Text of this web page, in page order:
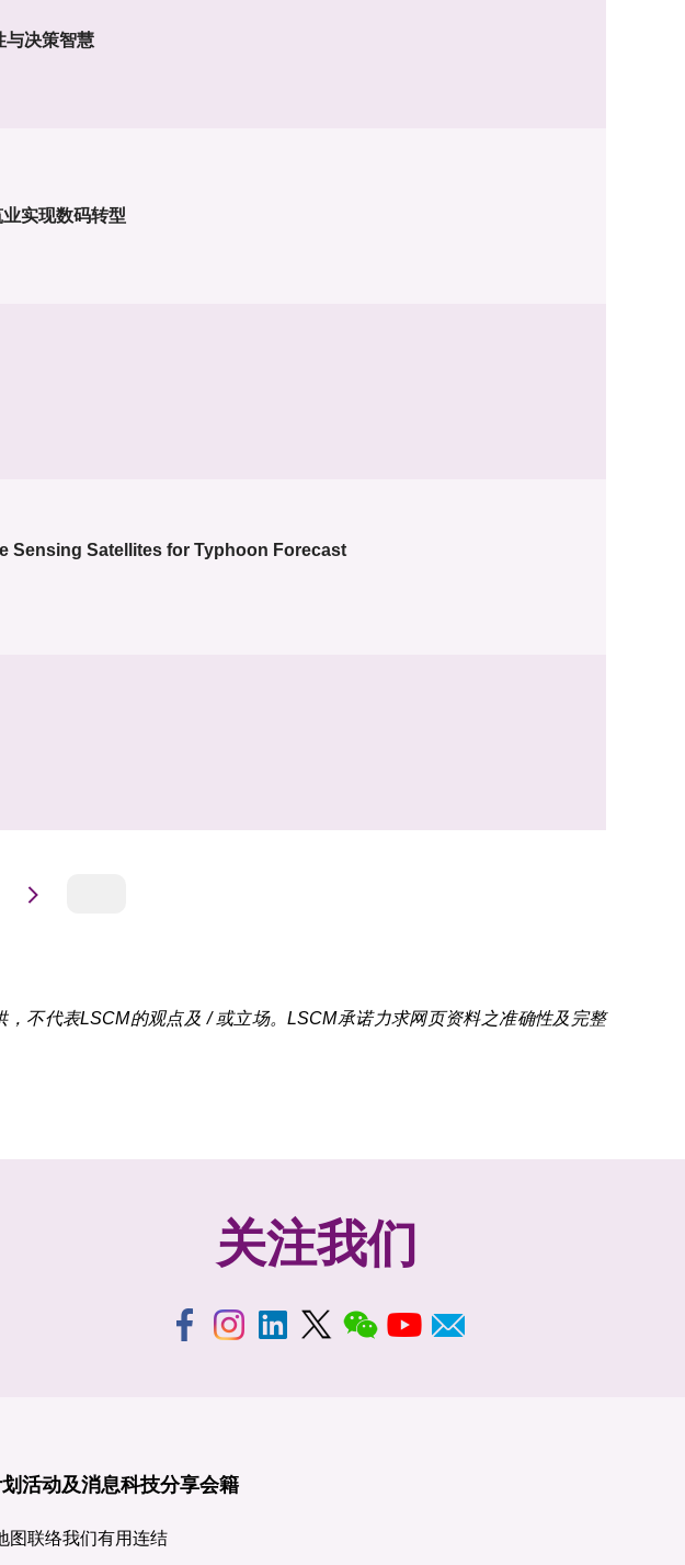
与决策智慧
实现数码转型
Sensing Satellites for Typhoon Forecast
不代表LSCM的观点及 / 或立场。LSCM承诺力求网页资料之准确性及完整
关注我们
活动及消息科技分享会籍
图联络我们有用连结